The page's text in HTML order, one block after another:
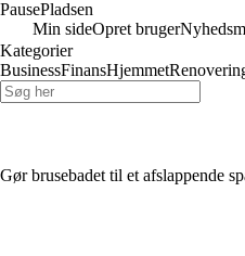
PausePladsen
Min sideOpret bruger
Kategorier
BusinessFinansHjemmet
Gør brusebadet til et afslappende